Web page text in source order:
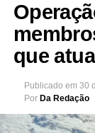
que
Publicado em 30
Por Da Redação